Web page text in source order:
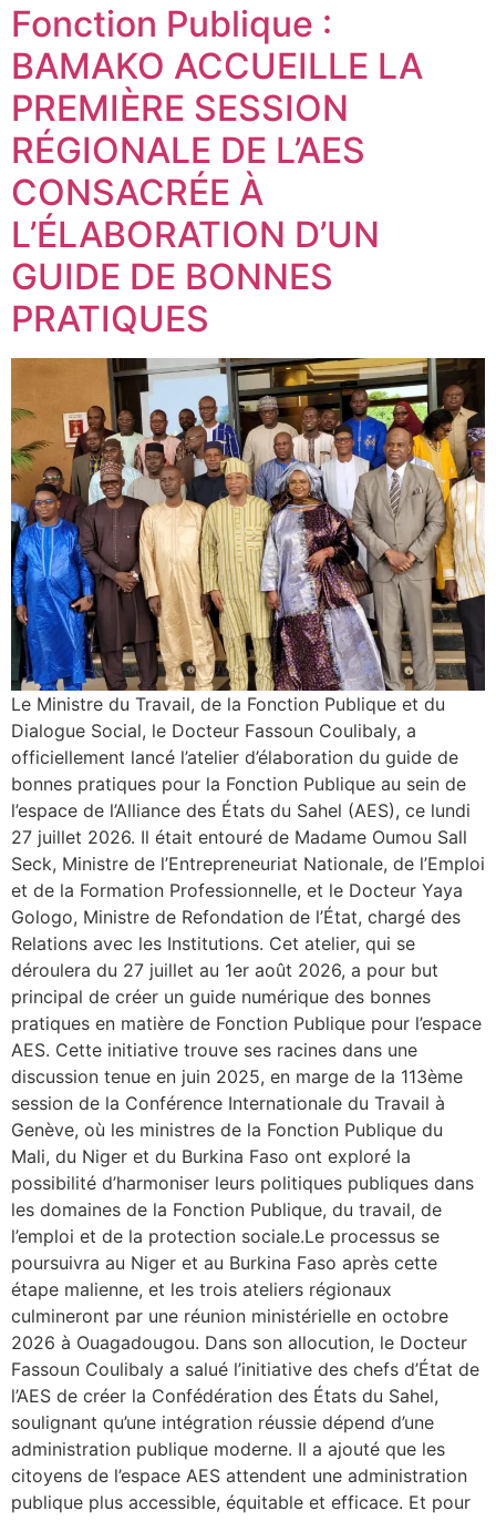
Fonction Publique :
BAMAKO ACCUEILLE LA
PREMIÈRE SESSION
RÉGIONALE DE L’AES
CONSACRÉE À
L’ÉLABORATION D’UN
GUIDE DE BONNES
PRATIQUES
Le Ministre du Travail, de la Fonction Publique et du
Dialogue Social, le Docteur Fassoun Coulibaly, a
officiellement lancé l’atelier d’élaboration du guide de
bonnes pratiques pour la Fonction Publique au sein de
l’espace de l’Alliance des États du Sahel (AES), ce lundi
27 juillet 2026. Il était entouré de Madame Oumou Sall
Seck, Ministre de l’Entrepreneuriat Nationale, de l’Emploi
et de la Formation Professionnelle, et le Docteur Yaya
Gologo, Ministre de Refondation de l’État, chargé des
Relations avec les Institutions. Cet atelier, qui se
déroulera du 27 juillet au 1er août 2026, a pour but
principal de créer un guide numérique des bonnes
pratiques en matière de Fonction Publique pour l’espace
AES. Cette initiative trouve ses racines dans une
discussion tenue en juin 2025, en marge de la 113ème
session de la Conférence Internationale du Travail à
Genève, où les ministres de la Fonction Publique du
Mali, du Niger et du Burkina Faso ont exploré la
possibilité d’harmoniser leurs politiques publiques dans
les domaines de la Fonction Publique, du travail, de
l’emploi et de la protection sociale.Le processus se
poursuivra au Niger et au Burkina Faso après cette
étape malienne, et les trois ateliers régionaux
culmineront par une réunion ministérielle en octobre
2026 à Ouagadougou. Dans son allocution, le Docteur
Fassoun Coulibaly a salué l’initiative des chefs d’État de
l’AES de créer la Confédération des États du Sahel,
soulignant qu’une intégration réussie dépend d’une
administration publique moderne. Il a ajouté que les
citoyens de l’espace AES attendent une administration
publique plus accessible, équitable et efficace. Et pour